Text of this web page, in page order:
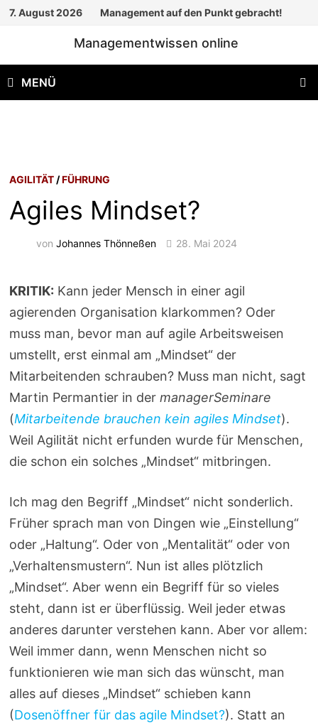
Zum
7. August 2026 Management auf den Punkt gebracht!
Managementwissen online
MENÜ
AGILITÄT /FÜHRUNG
Agiles Mindset?
vonJohannes Thönneßen 28. Mai 2024
KRITIK: Kann jeder Mensch in einer agil
agierenden Organisation klarkommen? Oder
muss man, bevor man auf agile Arbeitsweisen
umstellt, erst einmal am „Mindset“ der
Mitarbeitenden schrauben? Muss man nicht, sagt
Martin Permantier in dermanagerSeminare
(Mitarbeitende brauchen kein agiles Mindset).
Weil Agilität nicht erfunden wurde für Menschen,
die schon ein solches „Mindset“ mitbringen.
Ich mag den Begriff „Mindset“ nicht sonderlich.
Früher sprach man von Dingen wie „Einstellung“
oder „Haltung“. Oder von „Mentalität“ oder von
„Verhaltensmustern“. Nun ist alles plötzlich
„Mindset“. Aber wenn ein Begriff für so vieles
steht, dann ist er überflüssig. Weil jeder etwas
anderes darunter verstehen kann. Aber vor allem:
Weil immer dann, wenn Menschen nicht so
funktionieren wie man sich das wünscht, man
alles auf dieses „Mindset“ schieben kann
(Dosenöffner für das agile Mindset?). Statt an